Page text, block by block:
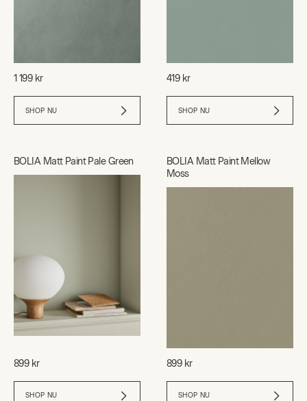
1 199 kr
SHOP NU
419 kr
SHOP NU
BOLIA Matt Paint Pale Green
899 kr
SHOP NU
BOLIA Matt Paint Mellow
Moss
899 kr
SHOP NU